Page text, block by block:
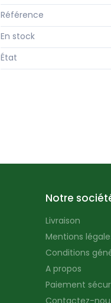
Référence
En stock
État
Notre
Livraison
Mentions
Conditions
A propos
Paiement
Contactez-